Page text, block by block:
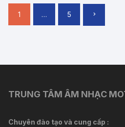
hướng
bài
1 … 5
TRUNG TÂM ÂM NHẠC
Chuyên đào tạo và cung cấp :